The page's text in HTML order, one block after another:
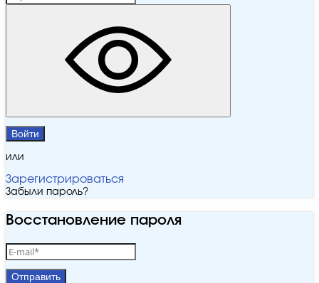
Войти
или
Зарегистрироваться
Забыли пароль?
Восстановление пароля
Отправить